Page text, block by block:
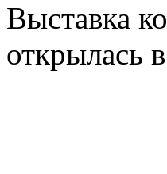
Выставка
открылась